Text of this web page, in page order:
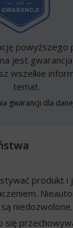
powyższego
jest
wszelkie
temat.
gwarancji dla
produkt i
niedozwolone.
się